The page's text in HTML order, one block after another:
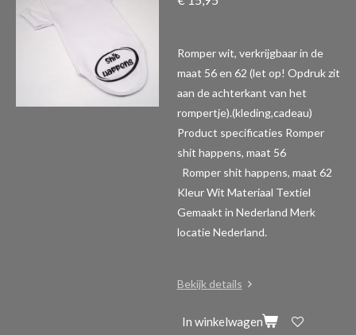
Romper wit, verkrijgbaar in de
maat 56 en 62 (let op! Opdruk zit
aan de achterkant van het
rompertje).(kleding,cadeau)
Product specificaties Romper
shit happens, maat 56
Romper shit happens, maat 62
Kleur Wit Materiaal Textiel
Gemaakt in Nederland Merk
locatie Nederland.
Bekijk details
In winkelwagen